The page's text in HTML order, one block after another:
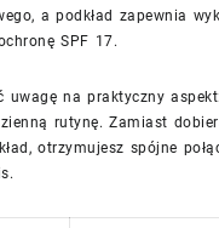
a podkład zapewnia
SPF 17.
uwagę na praktyczny
rutynę. Zamiast
otrzymujesz spójne